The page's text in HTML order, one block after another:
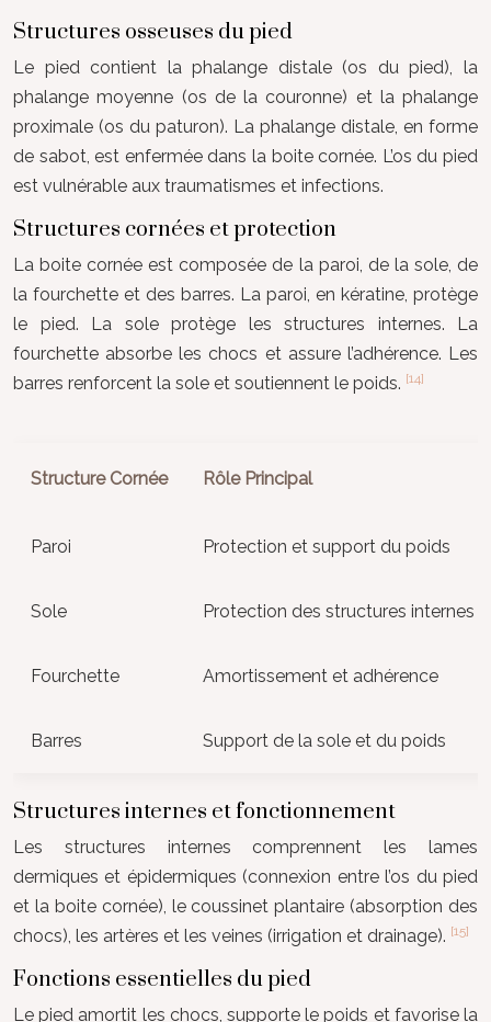
Structures osseuses du pied
Le pied contient la phalange distale (os du pied), la
phalange moyenne (os de la couronne) et la phalange
proximale (os du paturon). La phalange distale, en forme
de sabot, est enfermée dans la boite cornée. L’os du pied
est vulnérable aux traumatismes et infections.
Structures cornées et protection
La boite cornée est composée de la paroi, de la sole, de
la fourchette et des barres. La paroi, en kératine, protège
le pied. La sole protège les structures internes. La
fourchette absorbe les chocs et assure l’adhérence. Les
barres renforcent la sole et soutiennent le poids. [14]
Structure Cornée Rôle Principal
Paroi Protection et support du poids
Sole Protection des structures internes
Fourchette Amortissement et adhérence
Barres Support de la sole et du poids
Structures internes et fonctionnement
Les structures internes comprennent les lames
dermiques et épidermiques (connexion entre l’os du pied
et la boite cornée), le coussinet plantaire (absorption des
chocs), les artères et les veines (irrigation et drainage). [15]
Fonctions essentielles du pied
Le pied amortit les chocs, supporte le poids et favorise la